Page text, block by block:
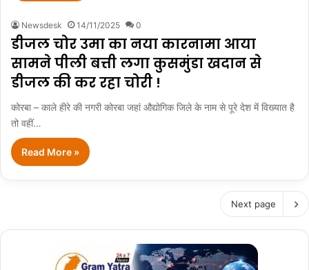
Newsdesk 14/11/2025 0
डीजल चोर उमा का नया कारनामा आया
सामने पीली बत्ती लगा कुसमुंडा खदान से
डीजल की कर रहा चोरी !
कोरबा – काले हीरे की नगरी कोरबा जहां औद्योगिक जिले के नाम से पूरे देश में विख्यात है
तो वहीं…
Read More »
Next page